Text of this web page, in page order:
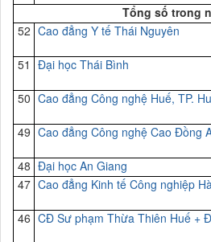
Tổng số trong
52 Cao đẳng Y tế Thái Nguyên
51 Đại học Thái Bình
50 Cao đẳng Công nghệ Huế, TP.
49 Cao đẳng Công nghệ Cao Đồng
48 Đại học An Giang
47 Cao đẳng Kinh tế Công nghiệp
46 CĐ Sư phạm Thừa Thiên Huế +